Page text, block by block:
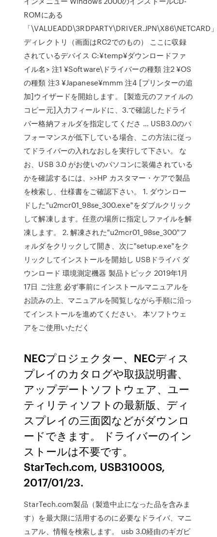
ROMにある
「\VALUEADD\3RDPARTY\DRIVER.JPN\X86\NETCARD
ディレクトリ（画面はRC2でのもの） ここに収録
されているデバイス C:¥temp¥ダウンロードファ
イル名> 注1 ¥Software\ドライバーの種類 注2 ¥OS
の種類 注3 ¥Japanese¥mmm 注4 [プリンターの追
加]ウイザードを開始します。 [製造元のファイルの
コピー元]入力フィールドに、3.で確認したドライ
バー格納フォルダを指定してくださ … USB3.0のパ
フォーマンスが低下している場合、この方法に従っ
てドライバーの入れなおしを実行して下さい。 な
お、USB 3.0 がお使いのパソコンに装備されている
かを確認するには、>>HP カスタマー・ケアで製品
を検索し、仕様書をご確認下さい。 1. ダウンロー
ドした"u2mcr01_98se_300.exe"をダブルクリック
して解凍します。任意の場所に指定しファイルを解
凍します。 2. 解凍された"u2mcr01_98se_300"フ
ォルダをクリックして開き、次に"setup.exe"をク
リックしてインストールを開始し USBドライバ ダ
ウンロード 環境測定機器 製品トピック 2019年1月
17日 ご注意 必ず事前にインストールマニュアルを
お読みの上、マニュアルを閲覧しながら手順に沿っ
てインストールを進めてください。 本ソフトウェ
アをご使用いただく
NECプロジェクター、NECディス
プレイのカタログや取扱説明書、
アップデートソフトウェア、ユー
ティリティソフトの最新版、ディ
スプレイの三面図などがダウンロ
ードできます。 ドライバーのイン
ストールは不要です。
StarTech.com, USB31000S,
2017/01/23.
StarTech.com製品（製造中止になった品を含みま
す）を最大限に活用するのに必要なドライバ、マニ
ュアル、情報を検索します。 usb 3.0経由のギガビ